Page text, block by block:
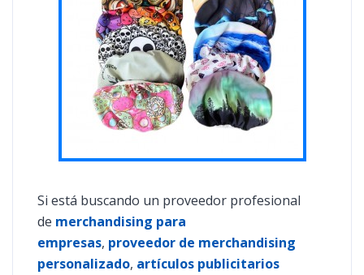
Si está buscando un proveedor profesional
de merchandising para
empresas, proveedor de merchandising
personalizado, artículos publicitarios